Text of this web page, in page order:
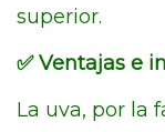
superior.
✅Ventajas e
La uva, por la